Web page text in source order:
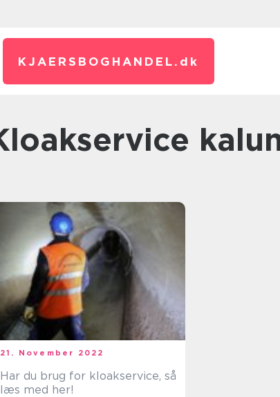
KJAERSBOGHANDEL. dk
kloakservice
21. November 2022
Har du brug for kloakservice, så
læs med her!